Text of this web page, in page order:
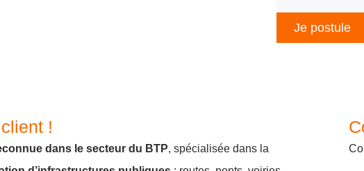
Je postule
!
dans le secteur du BTP, spécialisée dans la